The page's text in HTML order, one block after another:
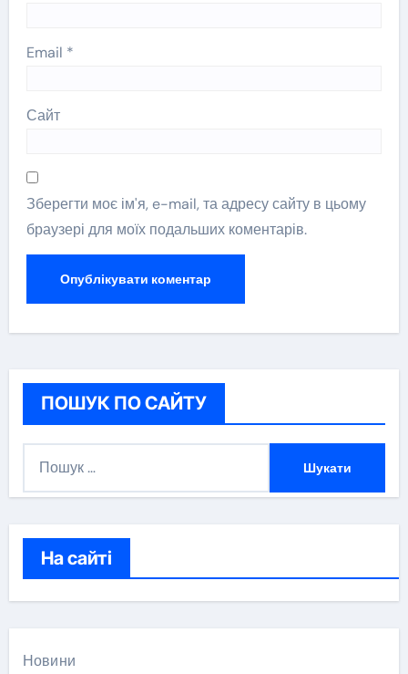
Email *
Сайт
Зберегти моє ім'я, e-mail, та адресу сайту в цьому
браузері для моїх подальших коментарів.
ПОШУК ПО САЙТУ
:
На сайті
Новини